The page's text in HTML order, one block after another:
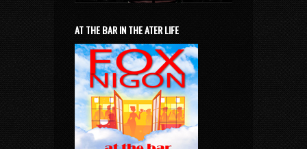
AT THE BAR IN THE ATER LIFE